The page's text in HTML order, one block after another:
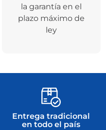
la garantía en el
plazo máximo de
ley
Entrega tradicional
en todo el país